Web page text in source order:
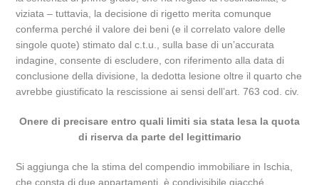
viziata – tuttavia, la decisione di rigetto merita comunque
conferma perché il valore dei beni (e il correlato valore delle
singole quote) stimato dal c.t.u., sulla base di un’accurata
indagine, consente di escludere, con riferimento alla data di
conclusione della divisione, la dedotta lesione oltre il quarto che
avrebbe giustificato la rescissione ai sensi dell’art. 763 cod. civ.
Onere di precisare entro quali limiti sia stata lesa la quota
di riserva da parte del legittimario
Si aggiunga che la stima del compendio immobiliare in Ischia,
che consta di due appartamenti, è condivisibile giacché